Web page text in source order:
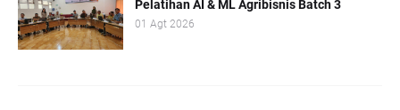
Pelatihan AI & ML Agribisnis Batch 3
01 Agt 2026